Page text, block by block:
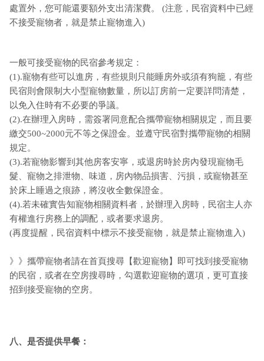
處置外，您可能還要額外支出清潔費。 (注意，民宿資料中已經
不接受寵物者，就是禁止寵物進入)
一般可接受寵物的民宿參考規定：
(1).寵物有些可以進房，有些規則只能睡房外或須有狗籠，有些
民宿則會限制大小型寵物數量，所以訂房前一定要詳問清楚，
以免入住時有不必要的爭議。
(2).在辦理入房時，需簽署同意配合攜帶寵物相關規定，而且要
繳交500~2000元不等之保證金。並遵守民宿對攜帶寵物的相關
規定。
(3).若寵物影響到其他房客安寧，或退房時於房內發現寵物毛
髮、寵物之排泄物、味道，房內物品損害、污損，或寵物甚至
於床上睡過之痕跡，將沒收全數保證金。
(4).若未確實告知寵物相關資料者，於辦理入房時，民宿主人亦
有權進行房務上的調配，或者要求退房。
(再度提醒，民宿資料中標示不接受寵物，就是禁止寵物進入)
》》攜帶寵物者請在首頁搜尋【歡迎寵物】即可找到接受寵物
的民宿，或者在空房搜尋時，勾選歡迎寵物的選項，更可直接
招到接受寵物的空房。
八、是否提供早餐：